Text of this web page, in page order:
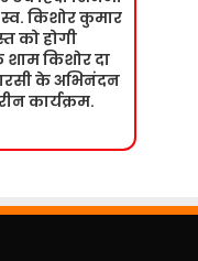
किशोर कुमार
को होगी
किशोर दा
के अभिनंदन
कार्यक्रम.